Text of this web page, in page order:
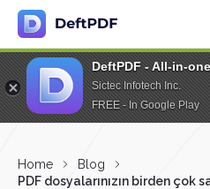
DeftPDF - All-in-
Sictec Infotech Inc.
FREE - In Google Play
Home
Blog
PDF dosyalarınızın birden çok